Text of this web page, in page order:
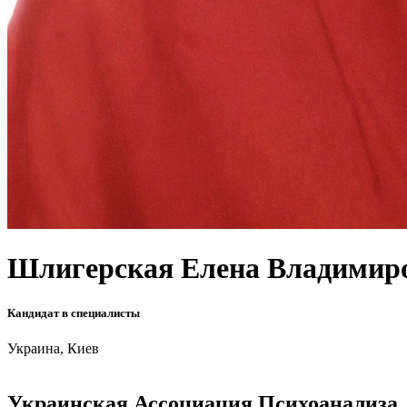
Шлигерская Елена
Кандидат в специалисты
Украина, Киев